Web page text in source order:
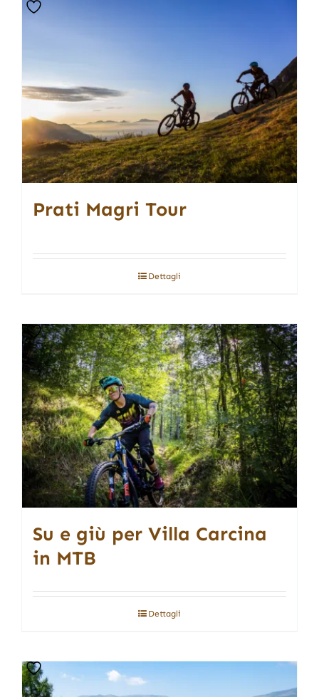
Prati Magri Tour
Dettagli
Su e giù per Villa Carcina
in MTB
Dettagli